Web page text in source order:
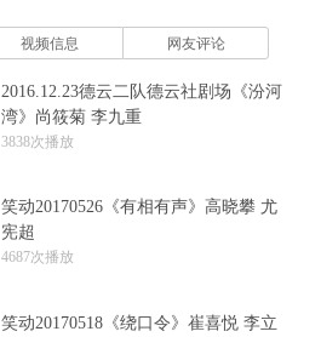
视频信息 网友评论
2016.12.23德云二队德云社剧场《汾河
湾》尚筱菊 李九重
3838次播放
笑动20170526《有相有声》高晓攀 尤
宪超
4687次播放
笑动20170518《绕口令》崔喜悦 李立